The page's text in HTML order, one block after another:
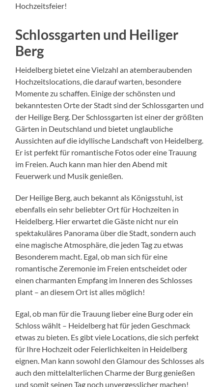
Hochzeitsfeier!
Schlossgarten und Heiliger
Berg
Heidelberg bietet eine Vielzahl an atemberaubenden
Hochzeitslocations, die darauf warten, besondere
Momente zu schaffen. Einige der schönsten und
bekanntesten Orte der Stadt sind der Schlossgarten und
der Heilige Berg. Der Schlossgarten ist einer der größten
Gärten in Deutschland und bietet unglaubliche
Aussichten auf die idyllische Landschaft von Heidelberg.
Er ist perfekt für romantische Fotos oder eine Trauung
im Freien. Auch kann man hier den Abend mit
Feuerwerk und Musik genießen.
Der Heilige Berg, auch bekannt als Königsstuhl, ist
ebenfalls ein sehr beliebter Ort für Hochzeiten in
Heidelberg. Hier erwartet die Gäste nicht nur ein
spektakuläres Panorama über die Stadt, sondern auch
eine magische Atmosphäre, die jeden Tag zu etwas
Besonderem macht. Egal, ob man sich für eine
romantische Zeremonie im Freien entscheidet oder
einen charmanten Empfang im Inneren des Schlosses
plant – an diesem Ort ist alles möglich!
Egal, ob man für die Trauung lieber eine Burg oder ein
Schloss wählt – Heidelberg hat für jeden Geschmack
etwas zu bieten. Es gibt viele Locations, die sich perfekt
für Ihre Hochzeit oder Feierlichkeiten in Heidelberg
eignen. Man kann sowohl den Glamour des Schlosses als
auch den mittelalterlichen Charme der Burg genießen
und somit seinen Tag noch unvergesslicher machen!